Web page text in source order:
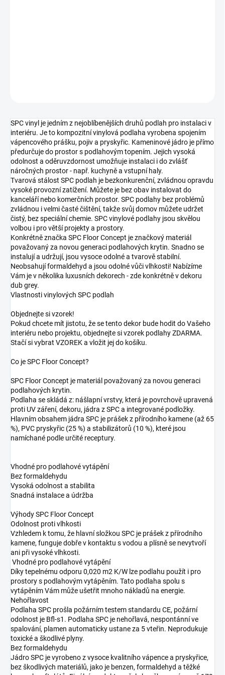
SPC vinyl je jedním z nejoblíbenějších druhů podlah pro instalaci v
interiéru. Je to kompozitní vinylová podlaha vyrobena spojením
vápencového prášku, pojiv a pryskyřic. Kameninové jádro je přímo
předurčuje do prostor s podlahovým topením. Jejich vysoká
odolnost a oděruvzdornost umožňuje instalaci i do zvlášť
náročných prostor - např. kuchyně a vstupní haly.
Tvarová stálost SPC podlah je bezkonkurenční, zvládnou opravdu
vysoké provozní zatížení. Můžete je bez obav instalovat do
kanceláří nebo komerčních prostor. SPC podlahy bez problémů
zvládnou i velmi časté čištění, takže svůj domov můžete udržet
čistý, bez speciální chemie. SPC vinylové podlahy jsou skvělou
volbou i pro větší projekty a prostory.
Konkrétně značka SPC Floor Concept je značkový materiál
považovaný za novou generaci podlahových krytin. Snadno se
instalují a udržují, jsou vysoce odolné a tvarově stabilní.
Neobsahují formaldehyd a jsou odolné vůči vlhkosti! Nabízíme
Vám je v několika luxusních dekorech - zde konkrétně v dekoru
dub grey.
Vlastnosti vinylových SPC podlah
Objednejte si vzorek!
Pokud chcete mít jistotu, že se tento dekor bude hodit do Vašeho
interiéru nebo projektu, objednejte si vzorek podlahy ZDARMA.
Stačí si vybrat VZOREK a vložit jej do košíku.
Co je SPC Floor Concept?
SPC Floor Concept je materiál považovaný za novou generaci
podlahových krytin.
Podlaha se skládá z: nášlapní vrstvy, která je povrchově upravená
proti UV záření, dekoru, jádra z SPC a integrované podložky.
Hlavním obsahem jádra SPC je prášek z přírodního kamene (až 65
%), PVC pryskyřic (25 %) a stabilizátorů (10 %), které jsou
namíchané podle určité receptury.
Vhodné pro podlahové vytápění
Bez formaldehydu
Vysoká odolnost a stabilita
Snadná instalace a údržba
Výhody SPC Floor Concept
Odolnost proti vlhkosti
Vzhledem k tomu, že hlavní složkou SPC je prášek z přírodního
kamene, funguje dobře v kontaktu s vodou a plísně se nevytvoří
ani při vysoké vlhkosti.
Vhodné pro podlahové vytápění
Díky tepelnému odporu 0,020 m2 K/W lze podlahu použít i pro
prostory s podlahovým vytápěním. Tato podlaha spolu s
vytápěním Vám může ušetřit mnoho nákladů na energie.
Nehořlavost
Podlaha SPC prošla požárním testem standardu CE, požární
odolnost je Bfl-s1. Podlaha SPC je nehořlavá, nespontánní ve
spalování, plamen automaticky ustane za 5 vteřin. Neprodukuje
toxické a škodlivé plyny.
Bez formaldehydu
Jádro SPC je vyrobeno z vysoce kvalitního vápence a pryskyřice,
bez škodlivých materiálů, jako je benzen, formaldehyd a těžké